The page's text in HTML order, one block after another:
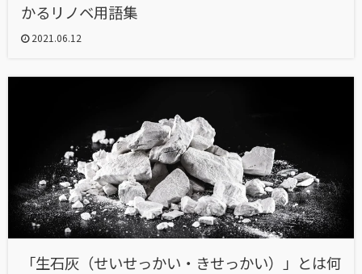
かるリノベ用語集
2021.06.12
「生石灰（せいせっかい・きせっかい）」とは何